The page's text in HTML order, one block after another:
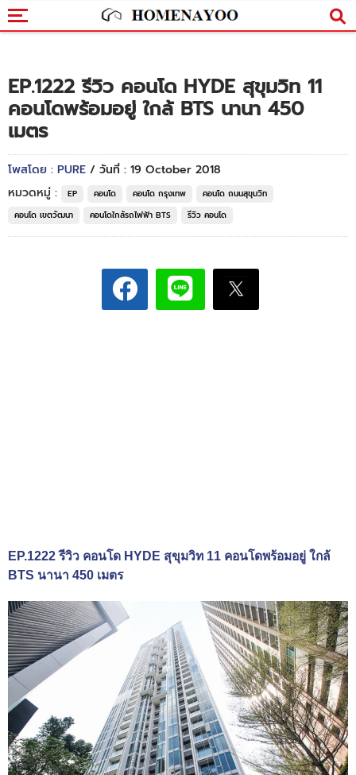
EP.1222 รีวิว คอนโด HYDE สุขุมวิท 11
คอนโดพร้อมอยู่ ใกล้ BTS นานา 450
เมตร
โพสโดย : PURE / วันที่ : 19 October 2018
หมวดหมู่ :
EP คอนโด คอนโด กรุงเทพ
คอนโด ถนนสุขุมวิท
คอนโด เขตวัฒนา
คอนโดใกล้รถไฟฟ้า BTS รีวิว คอนโด
EP.1222 รีวิว คอนโด HYDE สุขุมวิท 11 คอนโดพร้อมอยู่ ใกล้
BTS นานา 450 เมตร